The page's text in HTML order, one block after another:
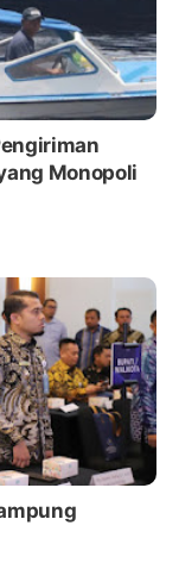
Monopoli